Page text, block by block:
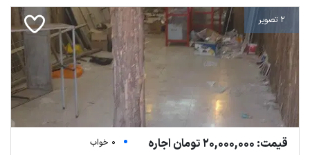
2 تصویر
قیمت: 20,000,000 تومان اجاره
0 خواب